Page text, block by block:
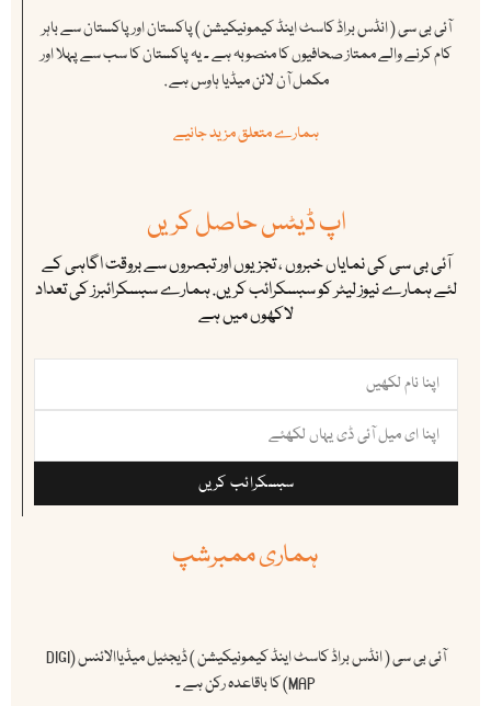
آئی بی سی ( انڈس براڈ کاسٹ اینڈ کیمونیکیشن ) پاکستان اور پاکستان سے باہر
کام کرنے والے ممتاز صحافیوں کا منصوبہ ہے ۔ یہ پاکستان کا سب سے پہلا اور
مکمل آن لائن میڈیا ہاوس ہے .
ہمارے متعلق مزید جانیے
اپ ڈیٹس حاصل کریں
آئی بی سی کی نمایاں خبروں ، تجزیوں اور تبصروں سے بروقت اگاہی کے
لئے ہمارے نیوز لیٹر کو سبسکرائب کریں. ہمارے سبسکرائبرز کی تعداد
لاکھوں میں ہے
سبسکرائب کریں
ہماری ممبرشپ
آئی بی سی ( انڈس براڈ کاسٹ اینڈ کیمونیکیشن ) ڈیجٹیل میڈیاالائنس (DIGI
MAP) کا باقاعدہ رکن ہے ۔